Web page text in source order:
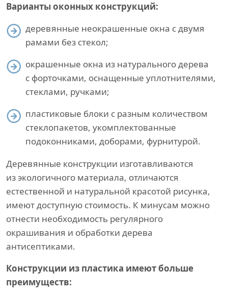
Варианты оконных конструкций:
деревянные неокрашенные окна с двумя
рамами без стекол;
окрашенные окна из натурального дерева
с форточками, оснащенные уплотнителями,
стеклами, ручками;
пластиковые блоки с разным количеством
стеклопакетов, укомплектованные
подоконниками, доборами, фурнитурой.
Деревянные конструкции изготавливаются
из экологичного материала, отличаются
естественной и натуральной красотой рисунка,
имеют доступную стоимость. К минусам можно
отнести необходимость регулярного
окрашивания и обработки дерева
антисептиками.
Конструкции из пластика имеют больше
преимуществ: